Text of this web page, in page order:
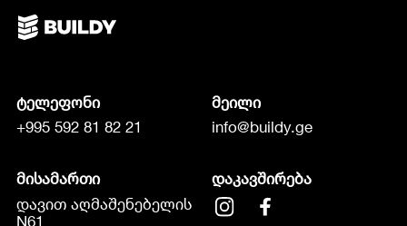
ტელეფონი
+995 592 81 82 21
მეილი
info@buildy.ge
მისამართი
დავით აღმაშენებელის
N61
დაკავშირება